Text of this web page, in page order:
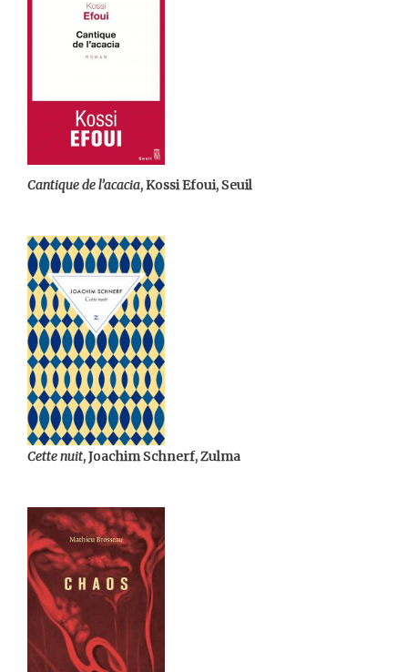
Cantique de l’acacia, Kossi Efoui, Seuil
Cette nuit, Joachim Schnerf, Zulma